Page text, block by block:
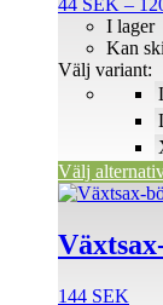
44 SEK –
I lager
Kan
Välj variant:
Välj
varianter.
olika
alternativen
produktsidan
144 SEK